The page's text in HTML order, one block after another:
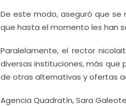
De este modo, aseguró que se
que hasta el momento les han
Paralelamente, el rector
diversas instituciones, más
de otras alternativas y ofertas
Agencia Quadratín, Sara